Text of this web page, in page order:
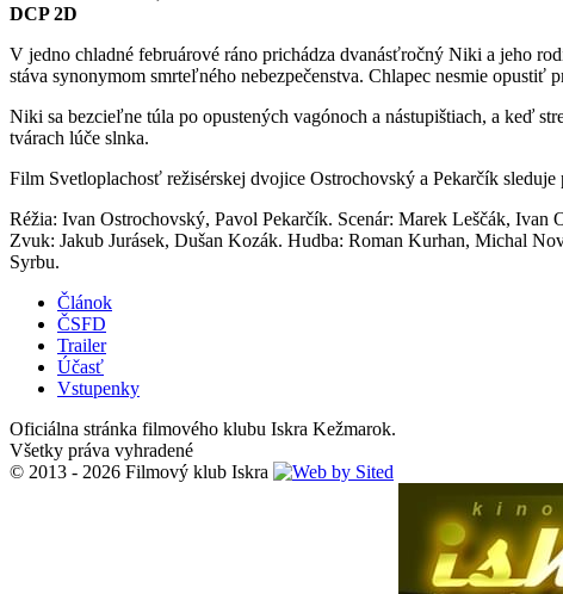
DCP 2D
V jedno chladné februárové ráno prichádza dvanásťročný Niki a jeho
stáva synonymom smrteľného nebezpečenstva. Chlapec nesmie
Niki sa bezcieľne túla po opustených vagónoch a nástupištiach, a keď
tvárach lúče slnka.
Film Svetloplachosť režisérskej dvojice Ostrochovský a Pekarčík
Réžia: Ivan Ostrochovský, Pavol Pekarčík. Scenár: Marek Leščák,
Zvuk: Jakub Jurásek, Dušan Kozák. Hudba: Roman Kurhan, Michal
Syrbu.
Článok
ČSFD
Trailer
Účasť
Vstupenky
Oficiálna stránka filmového klubu Iskra Kežmarok.
Všetky práva vyhradené
© 2013 - 2026 Filmový klub Iskra